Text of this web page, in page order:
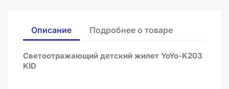
Описание Подробнее о товаре
Cветоотражающий детский жилет YoYo-K203
KID